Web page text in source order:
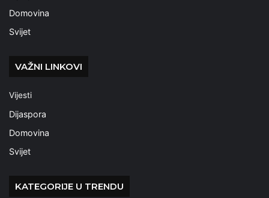
Domovina
Svijet
VAŽNI LINKOVI
Vijesti
Dijaspora
Domovina
Svijet
KATEGORIJE U TRENDU